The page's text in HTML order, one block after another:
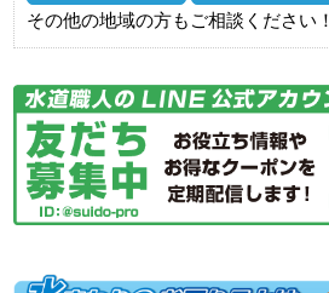
その他の地域の方もご相談ください！